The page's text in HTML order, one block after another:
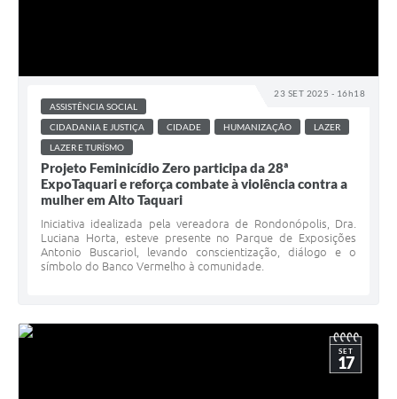
23 SET 2025 - 16h18
ASSISTÊNCIA SOCIAL
CIDADANIA E JUSTIÇA
CIDADE HUMANIZAÇÃO
LAZER
LAZER E TURÍSMO
Projeto Feminicídio Zero participa da 28ª
ExpoTaquari e reforça combate à violência contra a
mulher em Alto Taquari
Iniciativa idealizada pela vereadora de Rondonópolis, Dra.
Luciana Horta, esteve presente no Parque de Exposições
Antonio Buscariol, levando conscientização, diálogo e o
símbolo do Banco Vermelho à comunidade.
SET
17